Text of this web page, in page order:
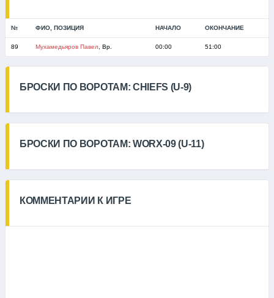
№ ФИО, ПОЗИЦИЯ НАЧАЛО ОКОНЧАНИЕ
89 Мухамедьяров Павел, Вр. 00:00 51:00
БРОСКИ ПО ВОРОТАМ: CHIEFS (U-9)
БРОСКИ ПО ВОРОТАМ: WORX-09 (U-11)
КОММЕНТАРИИ К ИГРЕ